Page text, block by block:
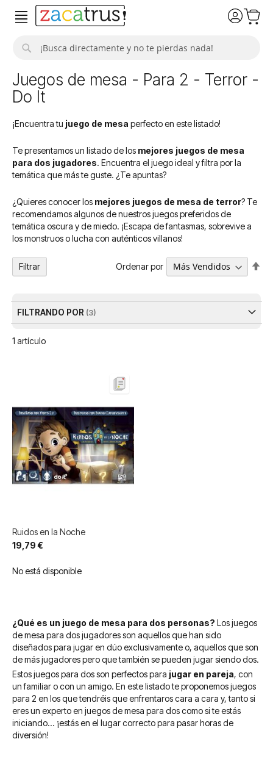
Juegos de mesa - Para 2 - Terror -
Do It
¡Encuentra tu juego de mesa perfecto en este listado!
Te presentamos un listado de los mejores juegos de mesa
para dos jugadores. Encuentra el juego ideal y filtra por la
temática que más te guste. ¿Te apuntas?
¿Quieres conocer los mejores juegos de mesa de terror? Te
recomendamos algunos de nuestros juegos preferidos de
temática oscura y de miedo. ¡Escapa de fantasmas, sobrevive a
los monstruos o lucha con auténticos villanos!
1 artículo
Ordenar por
Ruidos en la Noche
19,79 €
No está disponible
¿Qué es un juego de mesa para dos personas? Los juegos
de mesa para dos jugadores son aquellos que han sido
diseñados para jugar en dúo exclusivamente o, aquellos que son
de más jugadores pero que también se pueden jugar siendo dos.
Estos juegos para dos son perfectos para jugar en pareja, con
un familiar o con un amigo. En este listado te proponemos juegos
para 2 en los que tendréis que enfrentaros cara a cara y, tanto si
eres un experto en juegos de mesa para dos como si te estás
iniciando... ¡estás en el lugar correcto para pasar horas de
diversión!
Filtrar
FILTRANDO POR